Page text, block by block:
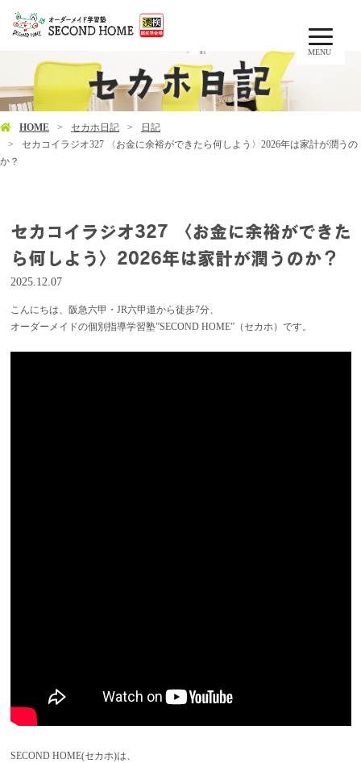
MENU
HOME セカホ日記
日記
セカコイラジオ327 〈お金に余裕ができたら何しよう〉2026年は家計が潤うの
か？
セカコイラジオ327 〈お金に余裕ができた
ら何しよう〉2026年は家計が潤うのか？
2025.12.07
こんにちは、阪急六甲・JR六甲道から徒歩7分、
オーダーメイドの個別指導学習塾”SECOND HOME”（セカホ）です。
SECOND HOME(セカホ)は、